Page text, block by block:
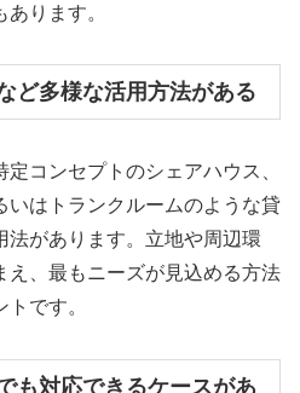
ります。
ど多様な活用方法がある
コンセプトのシェアハウス、
いはトランクルームのような貸
法があります。立地や周辺環
え、最もニーズが見込める方法
です。
も対応できるケースがあ